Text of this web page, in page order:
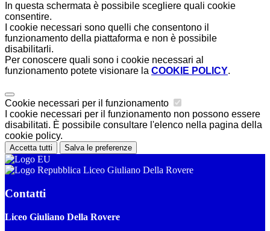
In questa schermata è possibile scegliere quali cookie
consentire.
I cookie necessari sono quelli che consentono il
funzionamento della piattaforma e non è possibile
disabilitarli.
Per conoscere quali sono i cookie necessari al
funzionamento potete visionare la COOKIE POLICY.
Cookie necessari per il funzionamento
I cookie necessari per il funzionamento non possono essere
disabilitati. È possibile consultare l'elenco nella pagina della
cookie policy.
Accetta tutti Salva le preferenze
Liceo Giuliano Della Rovere
Contatti
Liceo Giuliano Della Rovere